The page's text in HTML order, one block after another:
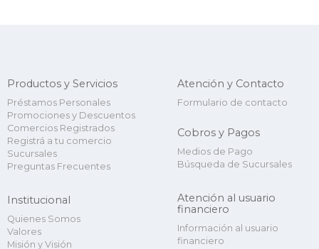
Productos y Servicios
Préstamos Personales
Promociones y Descuentos
Comercios Registrados
Registrá a tu comercio
Sucursales
Preguntas Frecuentes
Institucional
Quienes Somos
Valores
Misión y Visión
Atención y Contacto
Formulario de contacto
Cobros y Pagos
Medios de Pago
Búsqueda de Sucursales
Atención al usuario
financiero
Información al usuario
financiero